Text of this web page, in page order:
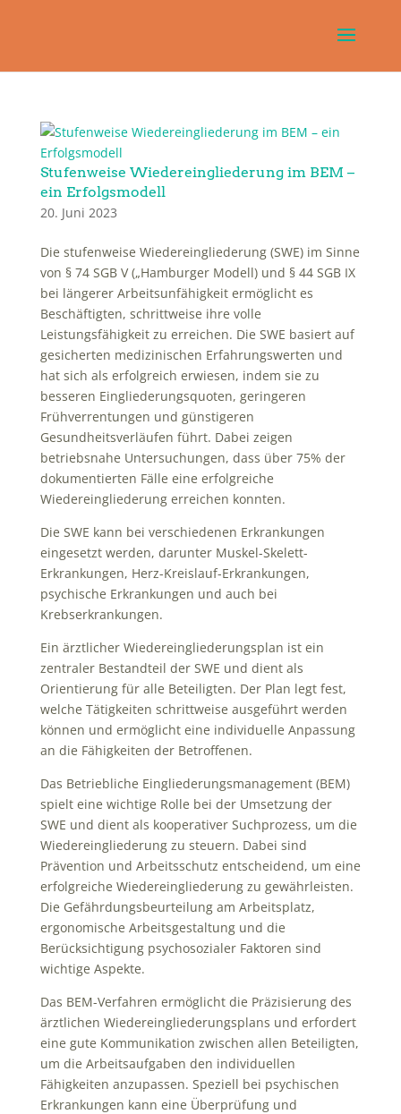
Stufenweise Wiedereingliederung im BEM –
ein Erfolgsmodell
20. Juni 2023
Die stufenweise Wiedereingliederung (SWE) im Sinne
von § 74 SGB V („Hamburger Modell) und § 44 SGB IX
bei längerer Arbeitsunfähigkeit ermöglicht es
Beschäftigten, schrittweise ihre volle
Leistungsfähigkeit zu erreichen. Die SWE basiert auf
gesicherten medizinischen Erfahrungswerten und
hat sich als erfolgreich erwiesen, indem sie zu
besseren Eingliederungsquoten, geringeren
Frühverrentungen und günstigeren
Gesundheitsverläufen führt. Dabei zeigen
betriebsnahe Untersuchungen, dass über 75% der
dokumentierten Fälle eine erfolgreiche
Wiedereingliederung erreichen konnten.
Die SWE kann bei verschiedenen Erkrankungen
eingesetzt werden, darunter Muskel-Skelett-
Erkrankungen, Herz-Kreislauf-Erkrankungen,
psychische Erkrankungen und auch bei
Krebserkrankungen.
Ein ärztlicher Wiedereingliederungsplan ist ein
zentraler Bestandteil der SWE und dient als
Orientierung für alle Beteiligten. Der Plan legt fest,
welche Tätigkeiten schrittweise ausgeführt werden
können und ermöglicht eine individuelle Anpassung
an die Fähigkeiten der Betroffenen.
Das Betriebliche Eingliederungsmanagement (BEM)
spielt eine wichtige Rolle bei der Umsetzung der
SWE und dient als kooperativer Suchprozess, um die
Wiedereingliederung zu steuern. Dabei sind
Prävention und Arbeitsschutz entscheidend, um eine
erfolgreiche Wiedereingliederung zu gewährleisten.
Die Gefährdungsbeurteilung am Arbeitsplatz,
ergonomische Arbeitsgestaltung und die
Berücksichtigung psychosozialer Faktoren sind
wichtige Aspekte.
Das BEM-Verfahren ermöglicht die Präzisierung des
ärztlichen Wiedereingliederungsplans und erfordert
eine gute Kommunikation zwischen allen Beteiligten,
um die Arbeitsaufgaben den individuellen
Fähigkeiten anzupassen. Speziell bei psychischen
Erkrankungen kann eine Überprüfung und